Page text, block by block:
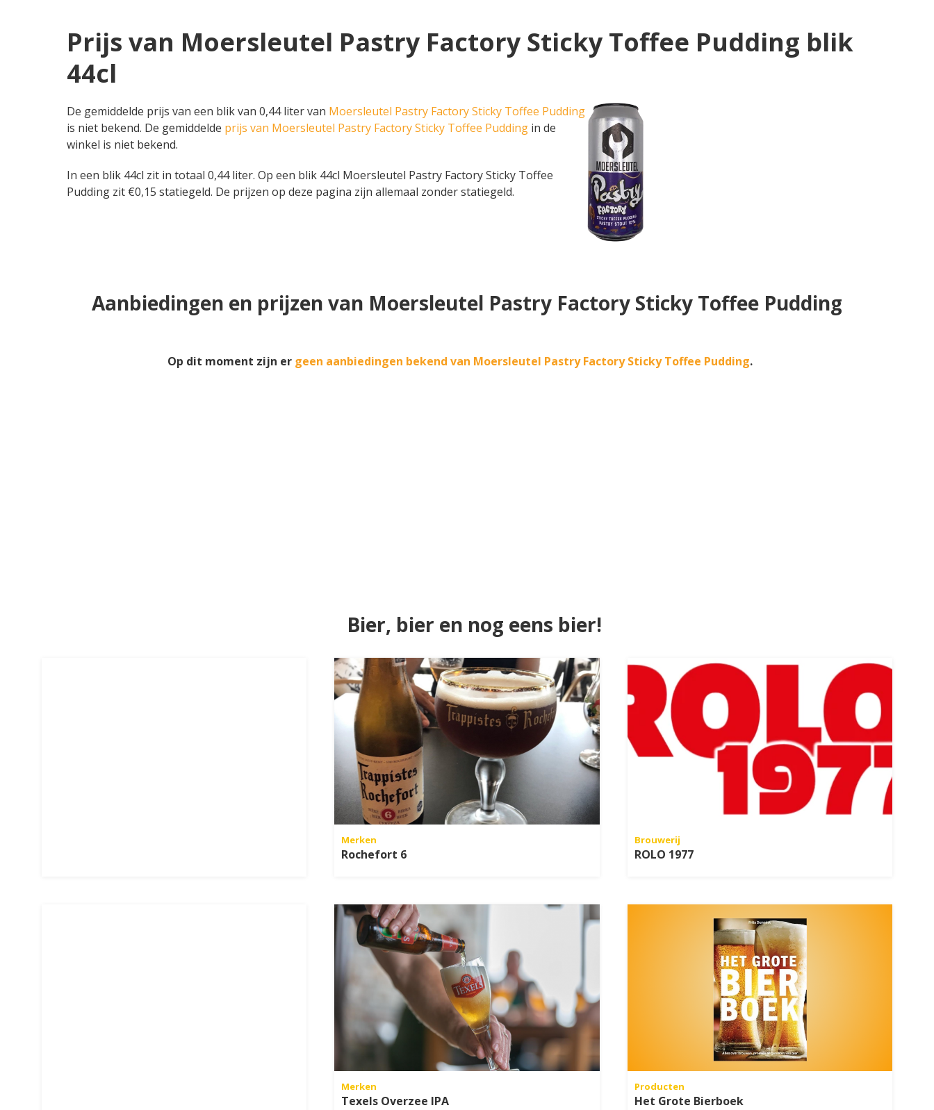
Prijs van Moersleutel Pastry Factory Sticky Toffee Pudding blik
44cl
De gemiddelde prijs van een blik van 0,44 liter van Moersleutel Pastry Factory Sticky Toffee Pudding
is niet bekend. De gemiddelde prijs van Moersleutel Pastry Factory Sticky Toffee Pudding in de
winkel is niet bekend.
In een blik 44cl zit in totaal 0,44 liter. Op een blik 44cl Moersleutel Pastry Factory Sticky Toffee
Pudding zit €0,15 statiegeld. De prijzen op deze pagina zijn allemaal zonder statiegeld.
Aanbiedingen en prijzen van Moersleutel Pastry Factory Sticky Toffee Pudding
Op dit moment zijn er geen aanbiedingen bekend van Moersleutel Pastry Factory Sticky Toffee Pudding.
Bier, bier en nog eens bier!
Merken
Rochefort 6
Brouwerij
ROLO 1977
Merken
Texels Overzee IPA
Producten
Het Grote Bierboek